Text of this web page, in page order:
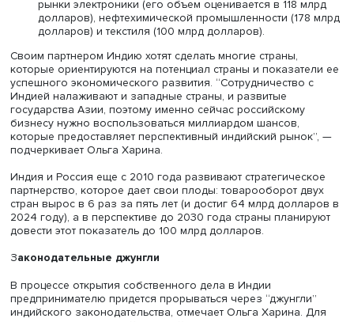
интернета, более 1 млрд - мобильных телефонов;
В Индии множество удачных стартапов в самых
сферах: фармацевтика, сельское хозяйство,
нефтехимия и т.д.;
Индия является лидером по производству
многих стратегически важных отраслях. Она
третье место в мире по объему авиационного
автомобильного рынка и второе место в мире по
производству сырой стали. Также в стране
рынки электроники (его объем оценивается в 118
долларов), нефтехимической промышленности
долларов) и текстиля (100 млрд долларов).
Своим партнером Индию хотят сделать многие страны,
которые ориентируются на потенциал страны и
успешного экономического развития. “Сотрудничество
Индией налаживают и западные страны, и развитые
государства Азии, поэтому именно сейчас российскому
бизнесу нужно воспользоваться миллиардом шансов,
которые предоставляет перспективный индийский
подчеркивает Ольга Харина.